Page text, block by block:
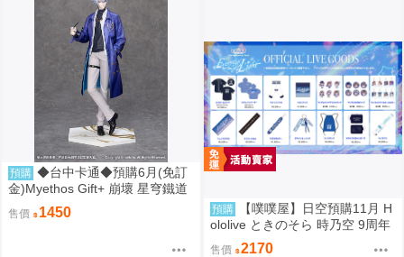
預購 ◆台中卡通◆預購6月(免訂
金)Myethos Gift+ 崩壞 星穹鐵道
白厄 列車環遊記Ver 1/8 1010
售價 1450 預購
【噗噗屋】日空預購11月 H
ololive ときのそら 時乃空 9周年
紀念派對 Everyday of Light
售價 2170